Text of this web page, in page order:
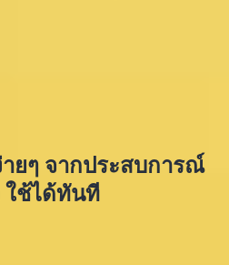
ยๆ จากประสบการณ์
ใช้ได้ทันที